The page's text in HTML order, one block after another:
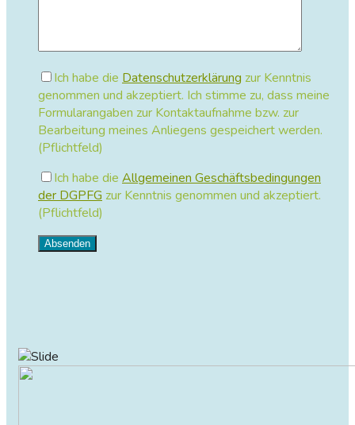
Ich habe die Datenschutzerklärung zur Kenntnis
genommen und akzeptiert. Ich stimme zu, dass meine
Formularangaben zur Kontaktaufnahme bzw. zur
Bearbeitung meines Anliegens gespeichert werden.
(Pflichtfeld)
Ich habe die Allgemeinen Geschäftsbedingungen
der DGPFG zur Kenntnis genommen und akzeptiert.
(Pflichtfeld)